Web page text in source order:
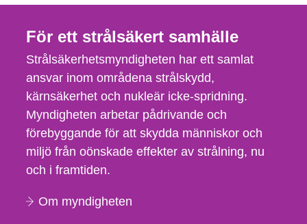
För ett strålsäkert samhälle
Strålsäkerhetsmyndigheten har ett samlat
ansvar inom områdena strålskydd,
kärnsäkerhet och nukleär icke-spridning.
Myndigheten arbetar pådrivande och
förebyggande för att skydda människor och
miljö från oönskade effekter av strålning, nu
och i framtiden.
Om myndigheten